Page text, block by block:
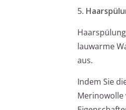
5.
lauwarme
aus.
Indem Sie
Merinowolle